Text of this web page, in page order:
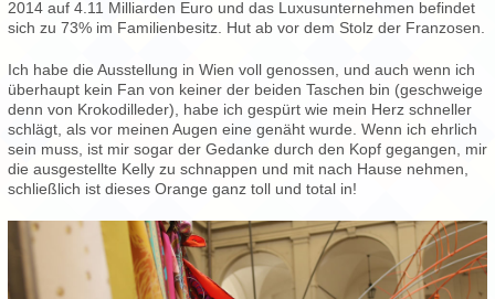
2014 auf 4.11 Milliarden Euro und das Luxusunternehmen befindet
sich zu 73% im Familienbesitz. Hut ab vor dem Stolz der Franzosen.
Ich habe die Ausstellung in Wien voll genossen, und auch wenn ich
überhaupt kein Fan von keiner der beiden Taschen bin (geschweige
denn von Krokodilleder), habe ich gespürt wie mein Herz schneller
schlägt, als vor meinen Augen eine genäht wurde. Wenn ich ehrlich
sein muss, ist mir sogar der Gedanke durch den Kopf gegangen, mir
die ausgestellte Kelly zu schnappen und mit nach Hause nehmen,
schließlich ist dieses Orange ganz toll und total in!